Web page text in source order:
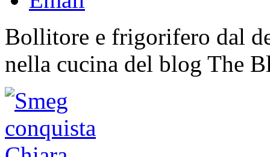
Bollitore e frigorifero dal
nella cucina del blog The